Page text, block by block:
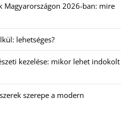
Magyarországon 2026-ban: mire
lehetséges?
kezelése: mikor lehet indokolt
szerepe a modern